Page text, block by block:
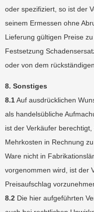
oder spezifiziert, so ist der
seinem Ermessen ohne
Lieferung gültigen Preise
Festsetzung
oder von dem
8. Sonstiges
8.1Auf ausdrücklichen
als handelsübliche
ist der Verkäufer
Mehrkosten in Rechnung
Ware nicht in
vorgenommen wird, ist der
Preisaufschlag
8.2 Die hier aufgeführten